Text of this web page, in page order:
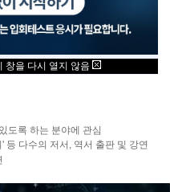
도록 하는 분야에 관심
' 등 다수의 저서, 역서 출판 및 강연
창을 다시 열지 않음